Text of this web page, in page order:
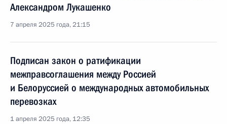
Александром Лукашенко
7 апреля 2025 года, 21:15
Подписан закон о ратификации
межправсоглашения между Россией
и Белоруссией о международных автомобильных
перевозках
1 апреля 2025 года, 12:35